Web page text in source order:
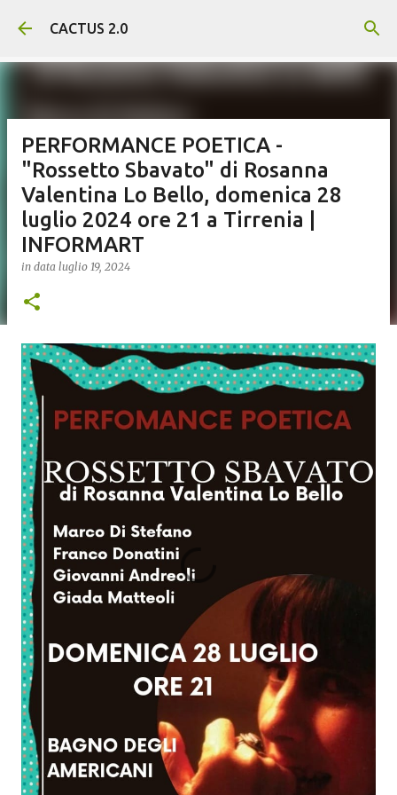
Passa ai contenuti principali
CACTUS 2.0
PERFORMANCE POETICA -
"Rossetto Sbavato" di Rosanna
Valentina Lo Bello, domenica 28
luglio 2024 ore 21 a Tirrenia |
INFORMART
in data luglio 19, 2024